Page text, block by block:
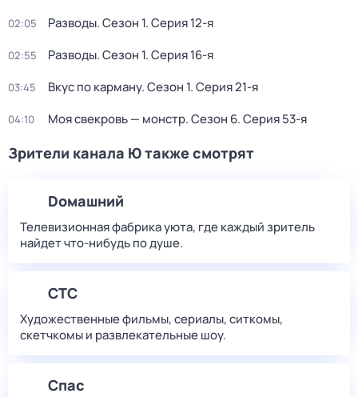
02:05 Разводы. Сезон 1. Серия 12-я
02:55 Разводы. Сезон 1. Серия 16-я
03:45 Вкус по карману. Сезон 1. Серия 21-я
04:10 Моя свекровь — монстр. Сезон 6. Серия 53-я
Зрители канала Ю также смотрят
Dомашний
Телевизионная фабрика уюта, где каждый зритель
найдет что‑нибудь по душе.
СТС
Художественные фильмы, сериалы, ситкомы,
скетчкомы и развлекательные шоу.
Спас